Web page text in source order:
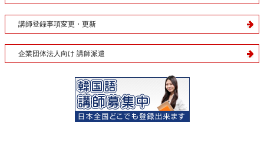
講師登録事項変更・更新
企業団体法人向け 講師派遣